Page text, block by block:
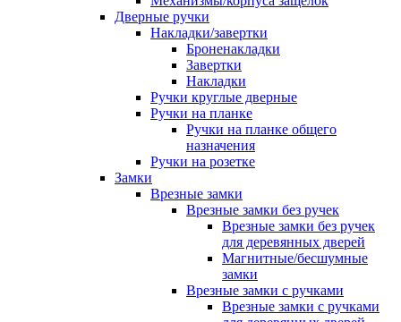
Дверные ручки
Накладки/завертки
Броненакладки
Завертки
Накладки
Ручки круглые дверные
Ручки на планке
Ручки на планке общего
назначения
Ручки на розетке
Замки
Врезные замки
Врезные замки без ручек
Врезные замки без ручек
для деревянных дверей
Магнитные/бесшумные
замки
Врезные замки с ручками
Врезные замки с ручками